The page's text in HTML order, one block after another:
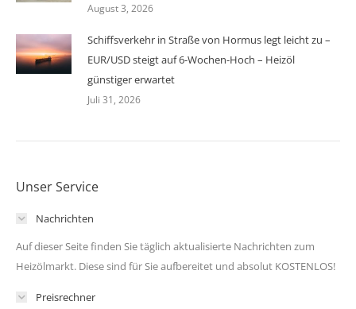
August 3, 2026
Schiffsverkehr in Straße von Hormus legt leicht zu –
EUR/USD steigt auf 6-Wochen-Hoch – Heizöl
günstiger erwartet
Juli 31, 2026
Unser Service
Nachrichten
Auf dieser Seite finden Sie täglich aktualisierte Nachrichten zum
Heizölmarkt. Diese sind für Sie aufbereitet und absolut KOSTENLOS!
Preisrechner